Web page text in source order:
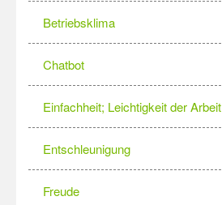
Betriebsklima
Chatbot
Einfachheit; Leichtigkeit der Arbeit
Entschleunigung
Freude